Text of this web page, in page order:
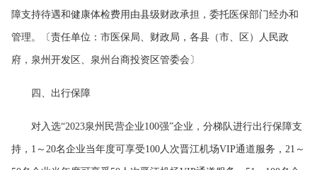
障支持待遇和健康体检费用由县级财政承担，委托医保部门经办和
管理。〔责任单位：市医保局、财政局，各县（市、区）人民政
府，泉州开发区、泉州台商投资区管委会〕
四、出行保障
对入选“2023泉州民营企业100强”企业，分梯队进行出行保障支
持，1～20名企业当年度可享受100人次晋江机场VIP通道服务，21～